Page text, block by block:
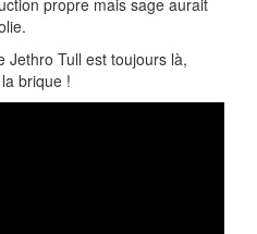
propre mais sage aurait
Jethro Tull est toujours là,
brique !